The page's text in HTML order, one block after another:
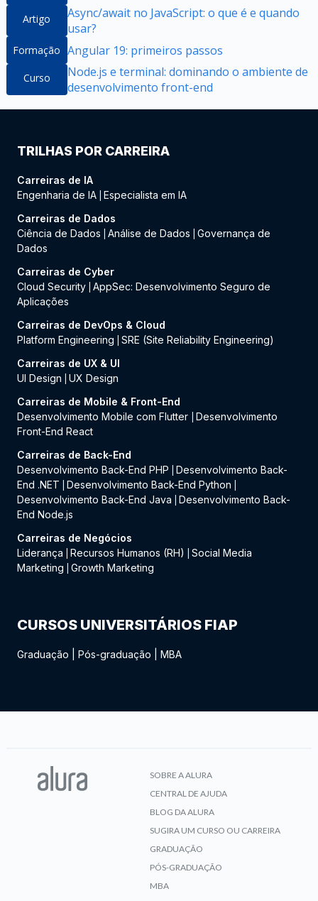
Artigo
Async/await no JavaScript: o que é e quando
usar?
Formação Angular 19: primeiros passos
Curso
Node.js e terminal: dominando o ambiente de
desenvolvimento front-end
TRILHAS POR CARREIRA
Carreiras de IA
Engenharia de IA Especialista em IA
Carreiras de Dados
Ciência de Dados
Análise de Dados
Governança de
Dados
Carreiras de Cyber
Cloud Security AppSec: Desenvolvimento Seguro de
Aplicações
Carreiras de DevOps & Cloud
Platform Engineering
SRE (Site Reliability Engineering)
Carreiras de UX & UI
UI Design
UX Design
Carreiras de Mobile & Front-End
Desenvolvimento Mobile com Flutter
Desenvolvimento
Front-End React
Carreiras de Back-End
Desenvolvimento Back-End PHP
Desenvolvimento Back-
End .NET
Desenvolvimento Back-End Python
Desenvolvimento Back-End Java
Desenvolvimento Back-
End Node.js
Carreiras de Negócios
Liderança
Recursos Humanos (RH)
Social Media
Marketing
Growth Marketing
CURSOS UNIVERSITÁRIOS FIAP
Graduação Pós-graduação MBA
SOBRE A ALURA
CENTRAL DE AJUDA
BLOG DA ALURA
SUGIRA UM CURSO OU CARREIRA
GRADUAÇÃO
PÓS-GRADUAÇÃO
MBA